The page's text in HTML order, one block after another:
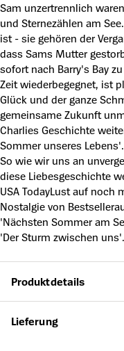
Sam unzertrennlich
und Sternezählen am
ist - sie gehören der
dass Sams Mutter
sofort nach Barry's Bay
Zeit wiederbegegnet, ist
Glück und der ganze
gemeinsame Zukunft
Charlies Geschichte
Sommer unseres
So wie wir uns an
diese Liebesgeschichte
USA TodayLust auf noch
Nostalgie von
'Nächsten Sommer am
'Der Sturm zwischen uns'.
Produktdetails
Lieferung